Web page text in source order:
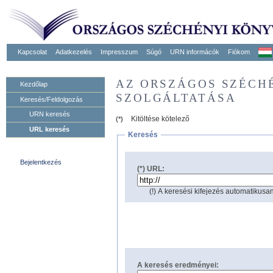
Kapcsolat Adatkezelés Impresszum Súgó URN informácók Fiókom
Kezdőlap
Keresés/Feldolgozás
URN keresés
URL keresés
Bejelentkezés
AZ ORSZÁGOS
SZOLGÁLTATÁSA
(*)
Kitöltése kötelező
Keresés
(*) URL:
(!) A keresési kifejezés
A keresés eredményei: